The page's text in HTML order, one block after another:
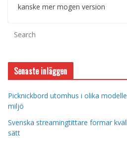
kanske mer mogen version
Senaste inläggen
Picknickbord utomhus i olika
miljö
Svenska streamingtittare formar
sätt